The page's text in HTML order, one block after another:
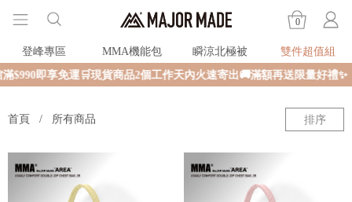
0
登峰專區 MMA機能包 瞬涼北極被
雙件超值組
即享免運🛒現貨商品2個工作天內火速寄出🚚滿額再送限量好禮✨
首頁 所有商品 排序